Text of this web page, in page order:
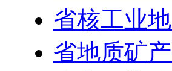
省核工业
省地质矿